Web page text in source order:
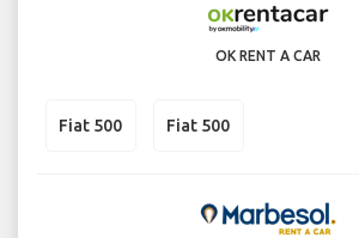
OK RENT A CAR
Fiat 500 Fiat 500